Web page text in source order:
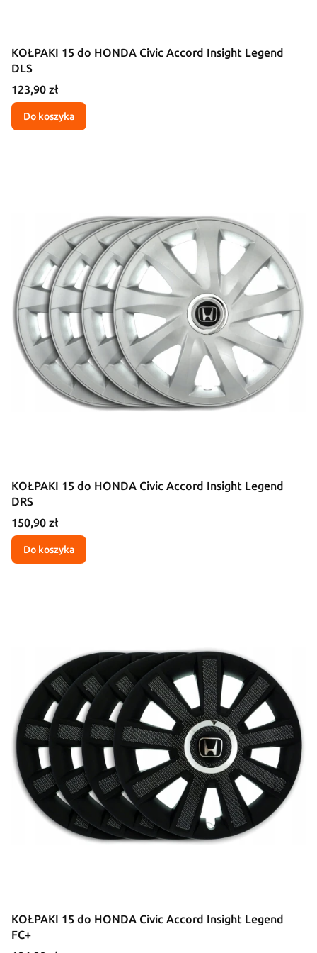
KOŁPAKI 15 do HONDA Civic Accord Insight Legend
DLS
Cena
123,90 zł
Do koszyka
KOŁPAKI 15 do HONDA Civic Accord Insight Legend
DRS
Cena
150,90 zł
Do koszyka
KOŁPAKI 15 do HONDA Civic Accord Insight Legend
FC+